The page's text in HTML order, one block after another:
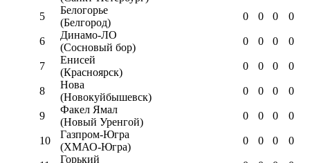
5
Белогорье
(Белгород)
0 0 0 0
6
Динамо-ЛО
(Сосновый бор)
0 0 0 0
7
Енисей
(Красноярск)
0 0 0 0
8
Нова
(Новокуйбышевск)
0 0 0 0
9
Факел Ямал
(Новый Уренгой)
0 0 0 0
10
Газпром-Югра
(ХМАО-Югра)
0 0 0 0
Горький